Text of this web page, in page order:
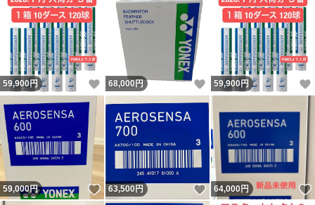
59,900円 いいね！
68,000 円 いいね！
59,900円
59,000円 いいね！
63,500円 いいね！
64,000円